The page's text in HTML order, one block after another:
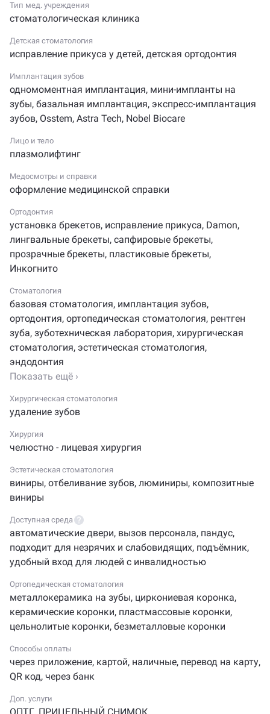
к каждому пациенту.
помогающие преодолеть страх перед
стоматологическим лечением. Мы гарантируем, что
все процедуры будут выполнены максимально
аккуратно и безболезненно. Клиника оснащена
современным диагностическим оборудованием,
включая аппараты для проведения КТ, ОПТГ
и прицельных снимков, что обеспечивает точную
диагностику и эффективное лечение.
В «Аурели-Дент» мы специализируемся на лечении
зубов под микроскопом, что позволяет добиться
включают имплантацию и протезирование любой
сложности, срочную стоматологическую помощь,
а также ортодонтическое лечение с использованием
брекет-систем. Мы применяем малоинвазивные
технологии, стараясь максимально сохранить
здоровые ткани зубов.
Особое внимание уделяем исправлению прикуса –
наши ортодонты помогут решить проблемы
со смыканием челюстей, устранить щели между
зубами и другие эстетические недостатки. После
завершения лечения каждый пациент получает
персональные рекомендации по уходу за полостью
рта и подбору оптимальных гигиенических средств.
пациентов – лучшее подтверждение качества
оказываемых услуг. Приходите в «Аурели-Дент»
и убедитесь, что современная стоматология может
быть комфортной и безболезненной!
Тип мед. учреждения
стоматологическая клиника
Детская стоматология
исправление прикуса у детей, детская ортодонтия
Имплантация зубов
одномоментная имплантация, мини-импланты на
зубы, базальная имплантация, экспресс-имплантация
зубов, Osstem, Astra Tech, Nobel Biocare
Лицо и тело
плазмолифтинг
Медосмотры и справки
оформление медицинской справки
Ортодонтия
установка брекетов, исправление прикуса, Damon,
лингвальные брекеты, сапфировые брекеты,
прозрачные брекеты, пластиковые брекеты,
Инкогнито
Стоматология
базовая стоматология, имплантация зубов,
ортодонтия, ортопедическая стоматология, рентген
зуба, зуботехническая лаборатория, хирургическая
стоматология, эстетическая стоматология,
эндодонтия
Показать ещё ›
Хирургическая стоматология
удаление зубов
Хирургия
челюстно - лицевая хирургия
Эстетическая стоматология
виниры, отбеливание зубов, люминиры, композитные
виниры
Доступная среда
автоматические двери, вызов персонала, пандус,
подходит для незрячих и слабовидящих, подъёмник,
удобный вход для людей с инвалидностью
Ортопедическая стоматология
металлокерамика на зубы, циркониевая коронка,
керамические коронки, пластмассовые коронки,
цельнолитые коронки, безметалловые коронки
Способы оплаты
через приложение, картой, наличные, перевод на карту,
QR код, через банк
Доп. услуги